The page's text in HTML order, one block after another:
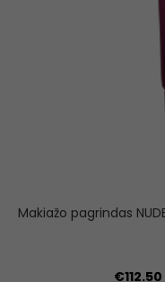
Makiažo pagrindas
€112.50